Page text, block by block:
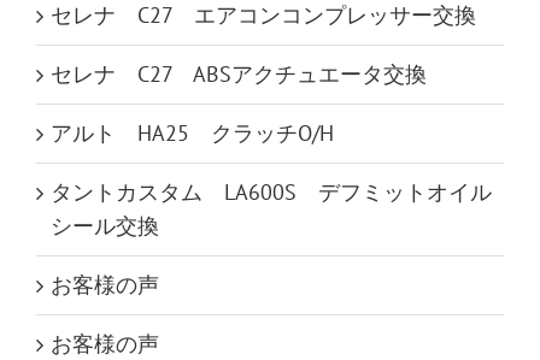
セレナ C27 エアコンコンプレッサー交換
セレナ C27 ABSアクチュエータ交換
アルト HA25 クラッチO/H
タントカスタム LA600S デフミットオイル
シール交換
お客様の声
お客様の声